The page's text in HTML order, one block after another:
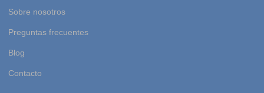
Sobre nosotros
Preguntas frecuentes
Blog
Contacto